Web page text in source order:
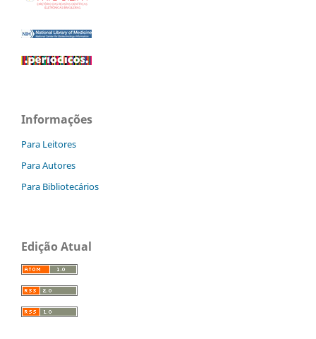
Informações
Para Leitores
Para Autores
Para Bibliotecários
Edição Atual